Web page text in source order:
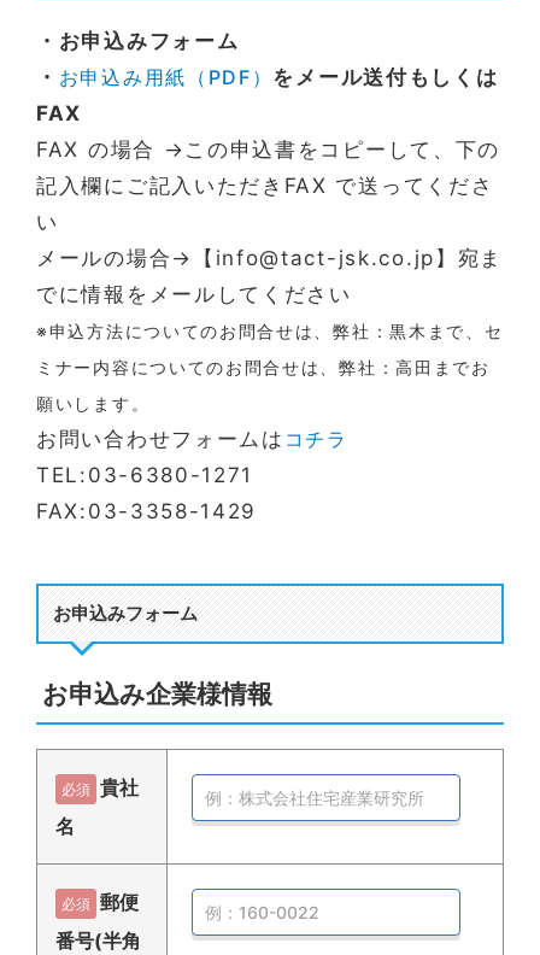
・お申込みフォーム
・ お申込み用紙（PDF） をメール送付もしくは
FAX
FAX の場合 →この申込書をコピーして、下の
記入欄にご記入いただきFAX で送ってくださ
い
メールの場合→【info@tact-jsk.co.jp】宛ま
でに情報をメールしてください
※申込方法についてのお問合せは、弊社：黒木まで、セ
ミナー内容についてのお問合せは、弊社：高田までお
願いします。
お問い合わせフォームは コチラ
TEL:03-6380-1271
FAX:03-3358-1429
お申込みフォーム
お申込み企業様情報
必須 貴社
名
必須 郵便
番号(半角